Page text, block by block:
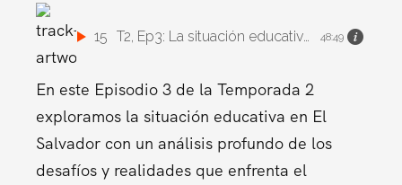
15 T2, Ep3: La situación educativa en El Salvador 48:49
En este Episodio 3 de la Temporada 2
exploramos la situación educativa en El
Salvador con un análisis profundo de los
desafíos y realidades que enfrenta el